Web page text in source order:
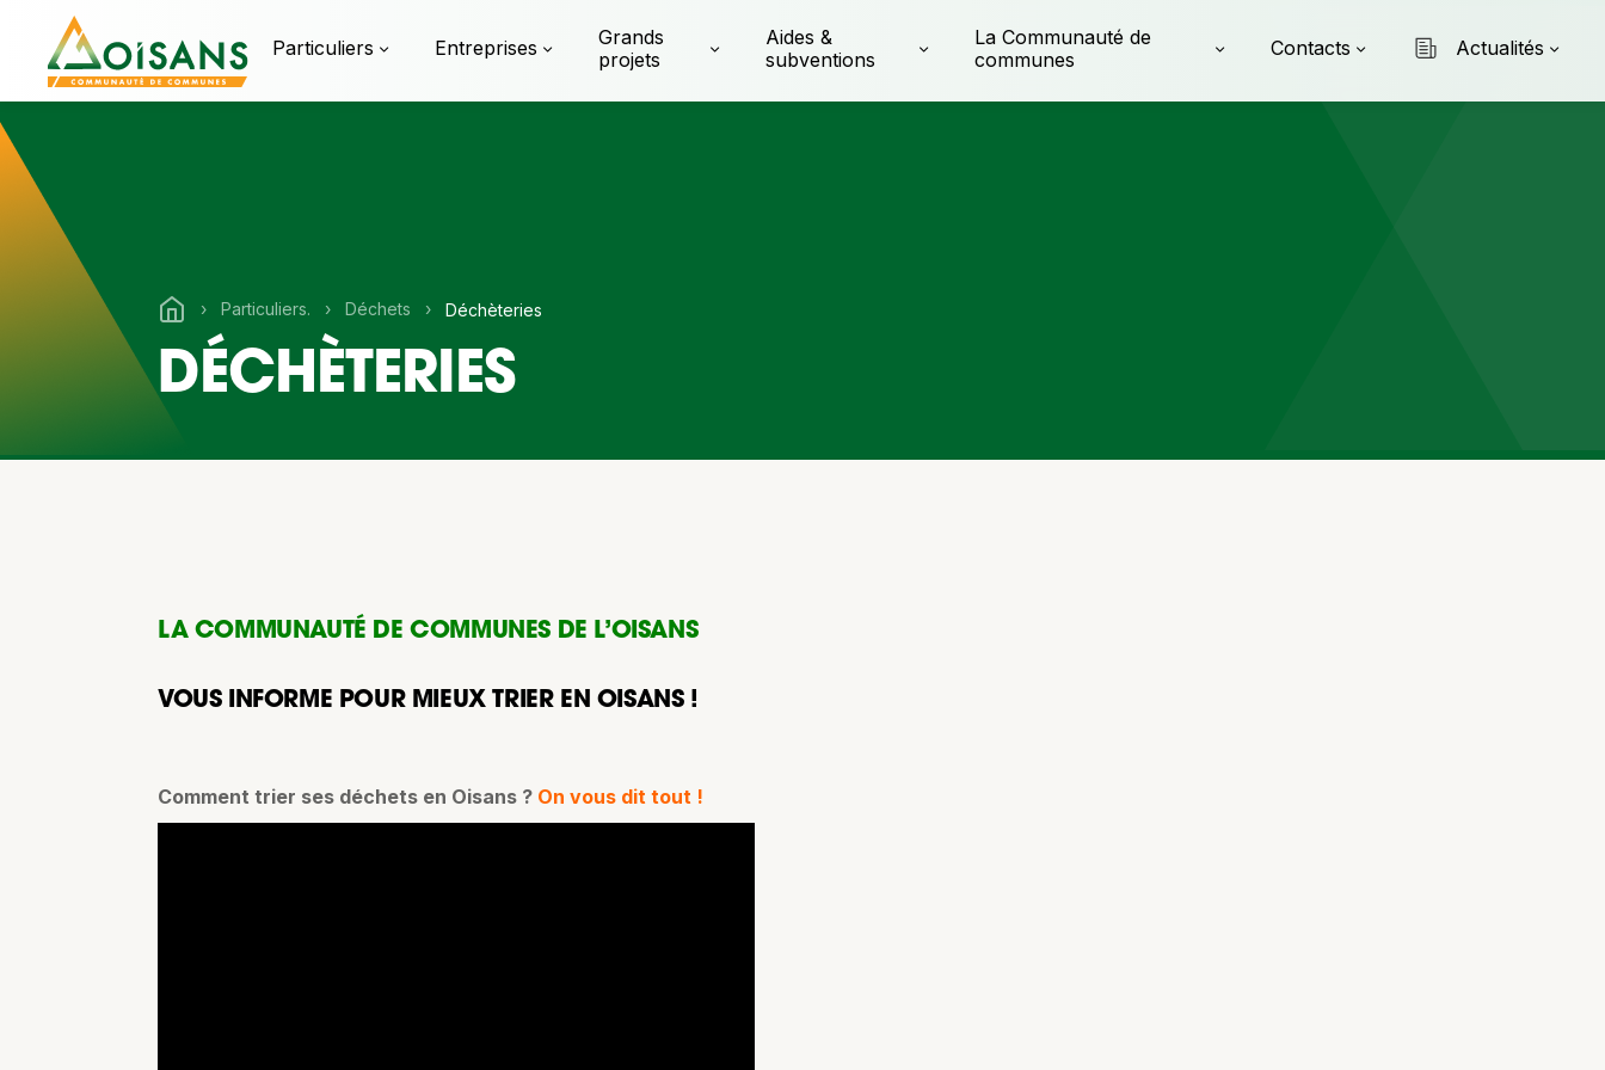
Particuliers Entreprises
Grands
projets
Aides &
subventions
La Communauté de
communes
Contacts Actualités
› Particuliers. › Déchets › Déchèteries
DÉCHÈTERIES
LA COMMUNAUTÉ DE COMMUNES DE L’OISANS
VOUS INFORME POUR MIEUX TRIER EN OISANS !
Comment trier ses déchets en Oisans ? On vous dit tout !